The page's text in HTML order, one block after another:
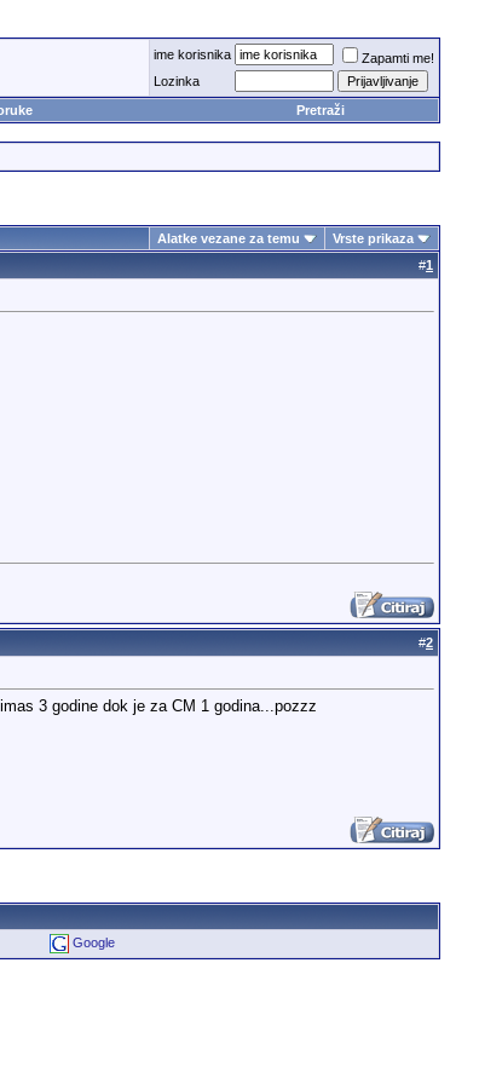
ime korisnika
Zapamti me!
Lozinka
Pretraži
Alatke vezane za temu
Vrste prikaza
#1
#2
3 godine dok je za CM 1 godina...pozzz
Google